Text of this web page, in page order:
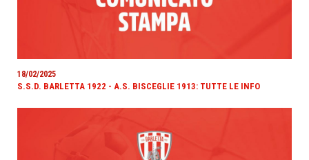
18/02/2025
S.S.D. BARLETTA 1922 - A.S. BISCEGLIE 1913: TUTTE LE INFO